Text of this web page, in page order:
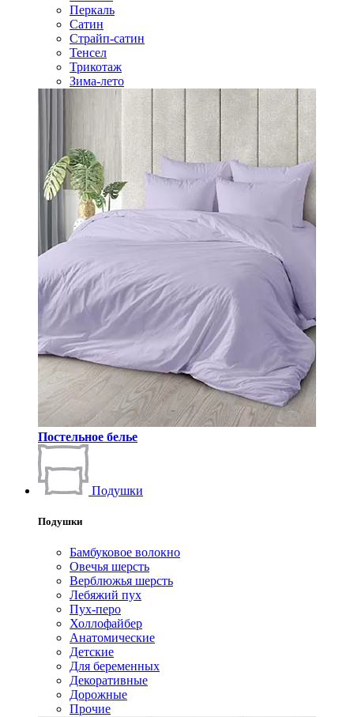
Перкаль
Сатин
Страйп-сатин
Тенсел
Трикотаж
Зима-лето
Постельное белье
Подушки
Подушки
Бамбуковое волокно
Овечья шерсть
Верблюжья шерсть
Лебяжий пух
Пух-перо
Холлофайбер
Анатомические
Детские
Для беременных
Декоративные
Дорожные
Прочие